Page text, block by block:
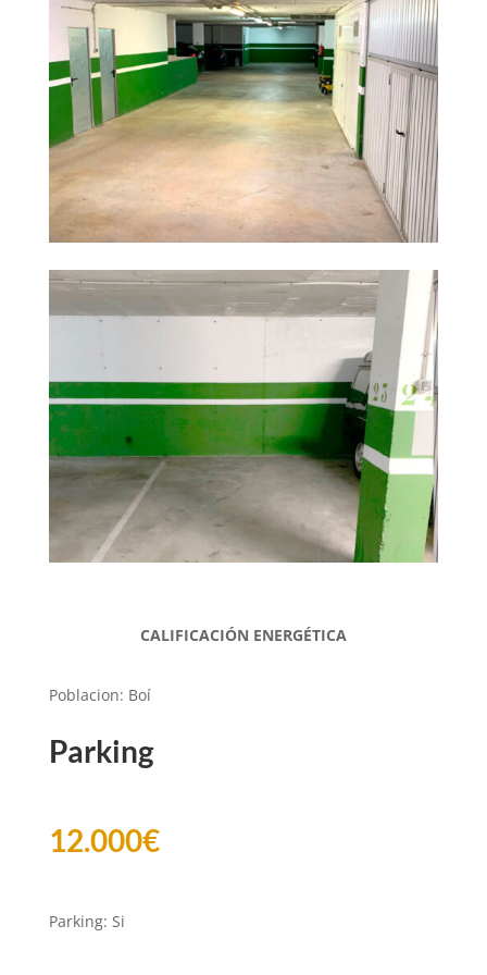
CALIFICACIÓN ENERGÉTICA
Poblacion: Boí
Parking
12.000€
Parking: Si